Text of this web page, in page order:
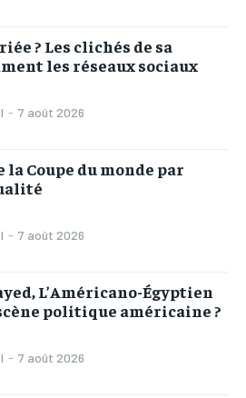
? Les clichés de sa
les réseaux sociaux
- 7 août 2026
la Coupe du monde par
- 7 août 2026
L’Américano-Égyptien
politique américaine ?
- 7 août 2026